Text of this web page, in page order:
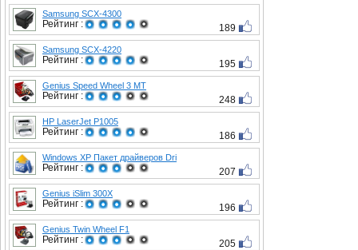
Samsung SCX-4300
Рейтинг : 189
Samsung SCX-4220
Рейтинг : 195
Genius Speed Wheel 3 MT
Рейтинг : 248
HP LaserJet P1005
Рейтинг : 186
Windows XP Пакет драйверов Dri
Рейтинг : 207
Genius iSlim 300X
Рейтинг : 196
Genius Twin Wheel F1
Рейтинг : 205